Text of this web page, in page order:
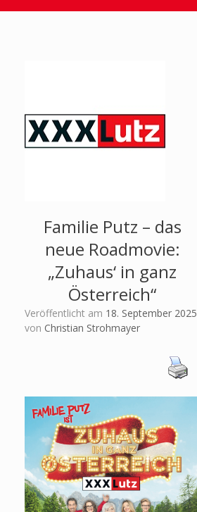
Familie Putz – das
neue Roadmovie:
„Zuhaus‘ in ganz
Österreich“
Veröffentlicht am 18. September 2025
von Christian Strohmayer